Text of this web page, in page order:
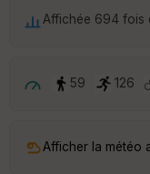
Affichée 694 fois
59 126
Afficher la météo